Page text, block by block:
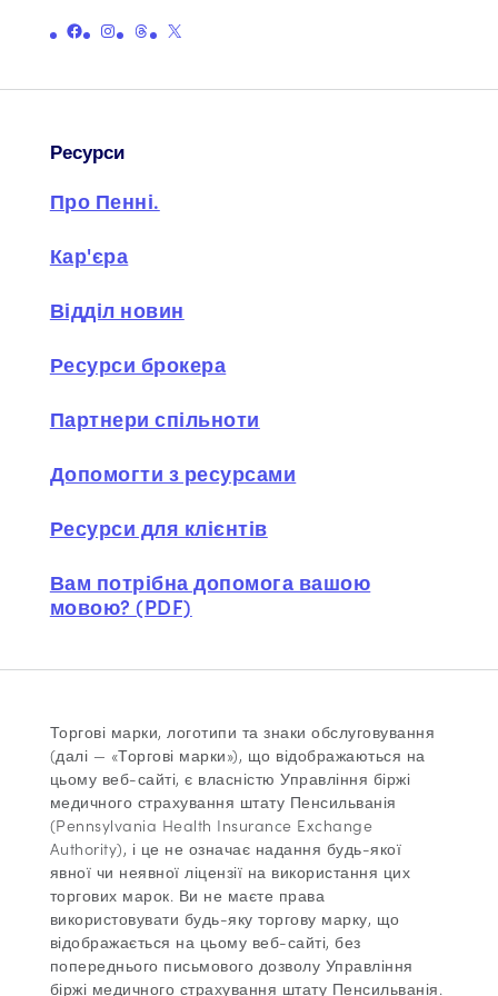
Посилання на офіційну сторінку Пенні у Facebook
Посилання на офіційну сторінку Пенні в Instagram
Посилання на офіційну сторінку Пенні з ниткамиПосилання на офіційну сторінку Пенні на X (раніше Twitter)
Ресурси
Про Пенні.
Кар'єра
Відділ новин
Ресурси брокера
Партнери спільноти
Допомогти з ресурсами
Ресурси для клієнтів
Вам потрібна допомога вашою
мовою? (PDF)
Торгові марки, логотипи та знаки обслуговування
(далі — «Торгові марки»), що відображаються на
цьому веб-сайті, є власністю Управління біржі
медичного страхування штату Пенсильванія
(Pennsylvania Health Insurance Exchange
Authority), і це не означає надання будь-якої
явної чи неявної ліцензії на використання цих
торгових марок. Ви не маєте права
використовувати будь-яку торгову марку, що
відображається на цьому веб-сайті, без
попереднього письмового дозволу Управління
біржі медичного страхування штату Пенсильванія.